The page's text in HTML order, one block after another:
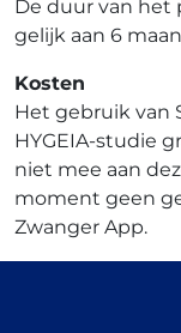
De duur van het
gelijk aan 6
Kosten
Het gebruik van
HYGEIA-studie
niet mee aan
moment geen
Zwanger App.